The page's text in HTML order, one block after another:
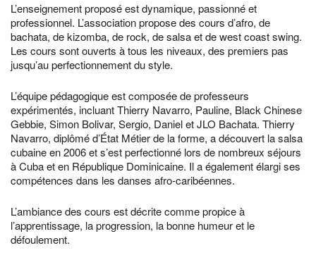
L’enseignement proposé est dynamique, passionné et
professionnel. L’association propose des cours d’afro, de
bachata, de kizomba, de rock, de salsa et de west coast swing.
Les cours sont ouverts à tous les niveaux, des premiers pas
jusqu’au perfectionnement du style.
L’équipe pédagogique est composée de professeurs
expérimentés, incluant Thierry Navarro, Pauline, Black Chinese
Gebbie, Simon Bolivar, Sergio, Daniel et JLO Bachata. Thierry
Navarro, diplômé d’État Métier de la forme, a découvert la salsa
cubaine en 2006 et s’est perfectionné lors de nombreux séjours
à Cuba et en République Dominicaine. Il a également élargi ses
compétences dans les danses afro-caribéennes.
L’ambiance des cours est décrite comme propice à
l’apprentissage, la progression, la bonne humeur et le
défoulement.